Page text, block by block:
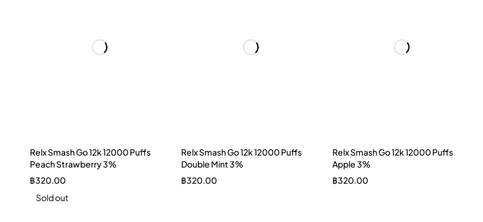
Relx Smash Go 12k 12000 Puffs
Peach Strawberry 3%
฿320.00
Relx Smash Go 12k 12000 Puffs
Double Mint 3%
฿320.00
Relx Smash Go 12k 12000 Puffs
Apple 3%
฿320.00
Sold out